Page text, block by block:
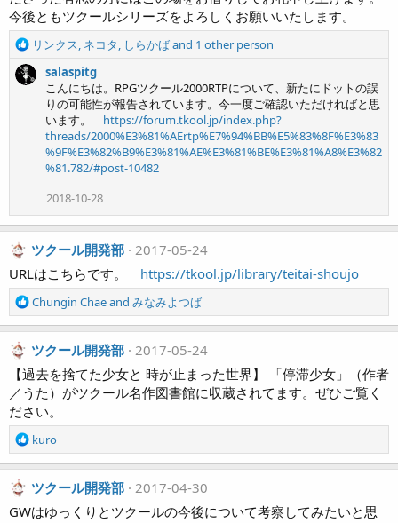
s
:
今後ともツクールシリーズをよろしくお願いいたします。
R
a
リンクス, ネコタ, しらかばand 1 other person
salaspitg
こんにちは。RPGツクール2000RTPについて、新たにドットの誤
りの可能性が報告されています。今一度ご確認いただければと思
います。 https://forum.tkool.jp/index.php?
threads/2000%E3%81%AErtp%E7%94%BB%E5%83%8F%E3%83
%9F%E3%82%B9%E3%81%AE%E3%81%BE%E3%81%A8%E3%82
%81.782/#post-10482
2018-10-28
ツクール開発部
2017-05-24
URLはこちらです。 https://tkool.jp/library/teitai-shoujo
R
e
a
c
t
i
o
n
s
:
Chungin Chaeand みなみよつば
ツクール開発部
2017-05-24
【過去を捨てた少女と 時が止まった世界】 「停滞少女」（作者
／うた）がツクール名作図書館に収蔵されてます。ぜひご覧く
ださい。
R
e
a
c
i
kuro
ツクール開発部
2017-04-30
GWはゆっくりとツクールの今後について考察してみたいと思